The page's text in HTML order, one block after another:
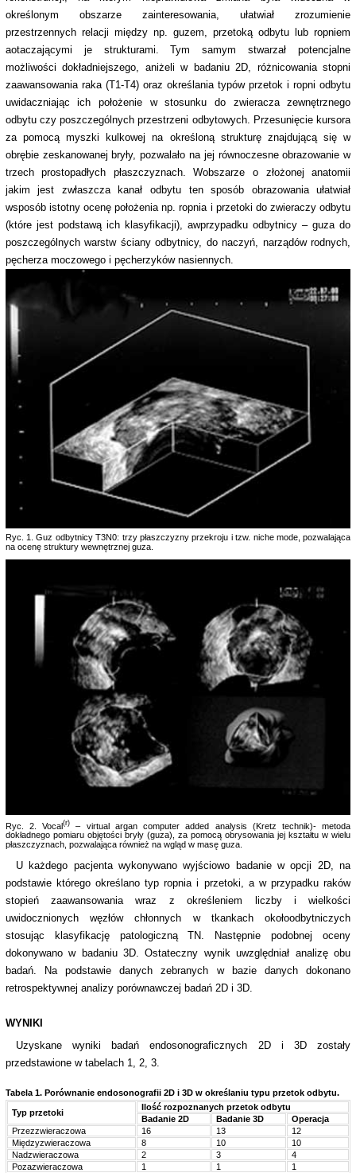
określonym obszarze zainteresowania, ułatwiał zrozumienie
przestrzennych relacji między np. guzem, przetoką odbytu lub ropniem
aotaczającymi je strukturami. Tym samym stwarzał potencjalne
możliwości dokładniejszego, aniżeli w badaniu 2D, różnicowania stopni
zaawansowania raka (T1-T4) oraz określania typów przetok i ropni odbytu
uwidaczniając ich położenie w stosunku do zwieracza zewnętrznego
odbytu czy poszczególnych przestrzeni odbytowych. Przesunięcie kursora
za pomocą myszki kulkowej na określoną strukturę znajdującą się w
obrębie zeskanowanej bryły, pozwalało na jej równoczesne obrazowanie w
trzech prostopadłych płaszczyznach. Wobszarze o złożonej anatomii
jakim jest zwłaszcza kanał odbytu ten sposób obrazowania ułatwiał
wsposób istotny ocenę położenia np. ropnia i przetoki do zwieraczy odbytu
(które jest podstawą ich klasyfikacji), awprzypadku odbytnicy – guza do
poszczególnych warstw ściany odbytnicy, do naczyń, narządów rodnych,
pęcherza moczowego i pęcherzyków nasiennych.
Ryc. 1. Guz odbytnicy T3N0: trzy płaszczyzny przekroju i tzw. niche mode, pozwalająca
na ocenę struktury wewnętrznej guza.
Ryc. 2. Vocal(r)
– virtual argan computer added analysis (Kretz technik)- metoda
dokładnego pomiaru objętości bryły (guza), za pomocą obrysowania jej kształtu w wielu
płaszczyznach, pozwalająca również na wgląd w masę guza.
U każdego pacjenta wykonywano wyjściowo badanie w opcji 2D, na
podstawie którego określano typ ropnia i przetoki, a w przypadku raków
stopień zaawansowania wraz z określeniem liczby i wielkości
uwidocznionych węzłów chłonnych w tkankach okołoodbytniczych
stosując klasyfikację patologiczną TN. Następnie podobnej oceny
dokonywano w badaniu 3D. Ostateczny wynik uwzględniał analizę obu
badań. Na podstawie danych zebranych w bazie danych dokonano
retrospektywnej analizy porównawczej badań 2D i 3D.
WYNIKI
Uzyskane wyniki badań endosonograficznych 2D i 3D zostały
przedstawione w tabelach 1, 2, 3.
Tabela 1. Porównanie endosonografii 2D i 3D w określaniu typu przetok odbytu.
Typ przetoki
Ilość rozpoznanych przetok odbytu
Badanie 2D
Badanie 3D
Operacja
Przezzwieraczowa
16 13
12
Międzyzwieraczowa
8 10
10
Nadzwieraczowa
2 3
4
Pozazwieraczowa
1 1
1